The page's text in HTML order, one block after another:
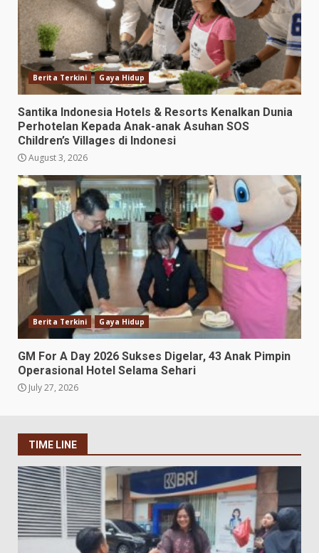
Berita Terkini Gaya Hidup
Santika Indonesia Hotels & Resorts Kenalkan Dunia
Perhotelan Kepada Anak-anak Asuhan SOS
Children’s Villages di Indonesi
August 3, 2026
Berita Terkini Gaya Hidup
GM For A Day 2026 Sukses Digelar, 43 Anak Pimpin
Operasional Hotel Selama Sehari
July 27, 2026
TIME LINE